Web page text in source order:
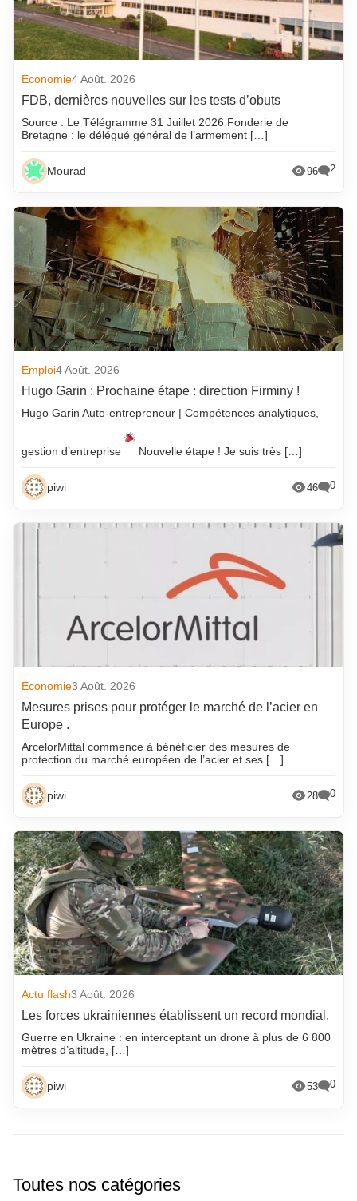
Economie4 Août. 2026
FDB, dernières nouvelles sur les tests d’obuts
Source : Le Télégramme 31 Juillet 2026 Fonderie de
Bretagne : le délégué général de l’armement […]
Mourad 96 2
Emploi4 Août. 2026
Hugo Garin : Prochaine étape : direction Firminy !
Hugo Garin Auto-entrepreneur | Compétences analytiques,
gestion d’entreprise Nouvelle étape ! Je suis très […]
piwi 46 0
Economie3 Août. 2026
Mesures prises pour protéger le marché de l’acier en
Europe .
ArcelorMittal commence à bénéficier des mesures de
protection du marché européen de l’acier et ses […]
piwi 28 0
Actu flash3 Août. 2026
Les forces ukrainiennes établissent un record mondial.
Guerre en Ukraine : en interceptant un drone à plus de 6 800
mètres d’altitude, […]
piwi 53 0
Toutes nos catégories